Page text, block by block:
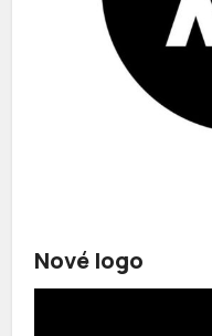
Nové logo